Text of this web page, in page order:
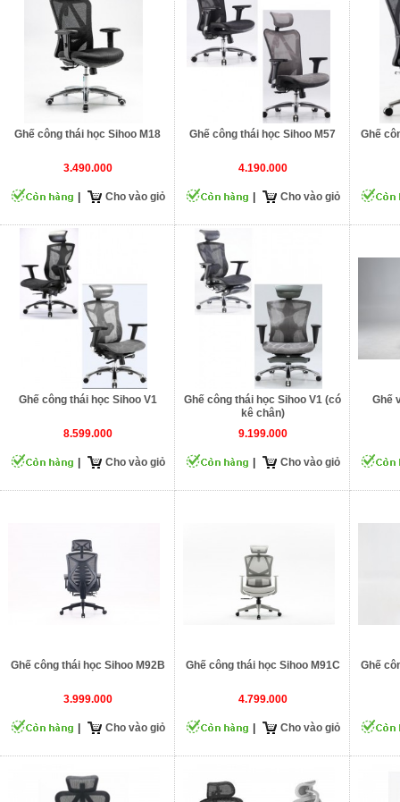
Ghế công thái học Sihoo M18
3.490.000
Cho vào giỏ
Ghế công thái học Sihoo M57
4.190.000
Cho vào giỏ
Ghế
Ghế công thái học Sihoo V1
8.599.000
Cho vào giỏ
Ghế công thái học Sihoo V1 (có
kê chân)
9.199.000
Cho vào giỏ
Ghế
Ghế công thái học Sihoo M92B
3.999.000
Cho vào giỏ
Ghế công thái học Sihoo M91C
4.799.000
Cho vào giỏ
Ghế